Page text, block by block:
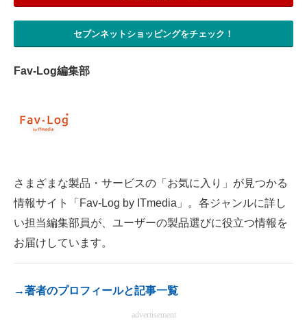
セブンネットショッピングをチェック！
Fav-Log編集部
さまざまな製品・サービスの「お気に入り」が見つかる
情報サイト「Fav-Log by ITmedia」。各ジャンルに詳し
い担当編集部員が、ユーザーの製品選びに役立つ情報を
お届けしています。
→著者のプロフィールと記事一覧
advertisement